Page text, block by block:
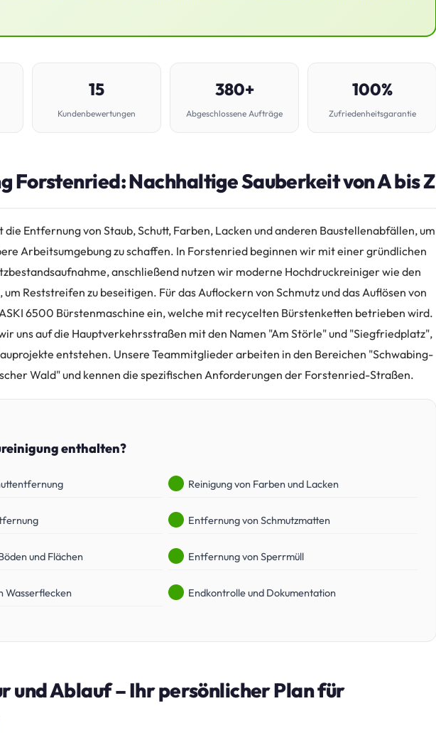
15
Kundenbewertungen
380+
Abgeschlossene Aufträge
100%
Zufriedenheitsgarantie
Forstenried: Nachhaltige Sauberkeit von A bis Z
die Entfernung von Staub, Schutt, Farben, Lacken und anderen Baustellenabfällen, um
Arbeitsumgebung zu schaffen. In Forstenried beginnen wir mit einer gründlichen
anschließend nutzen wir moderne Hochdruckreiniger wie den
Reststreifen zu beseitigen. Für das Auflockern von Schmutz und das Auflösen von
6500 Bürstenmaschine ein, welche mit recycelten Bürstenketten betrieben wird.
uns auf die Hauptverkehrsstraßen mit den Namen "Am Störle" und "Siegfriedplatz",
entstehen. Unsere Teammitglieder arbeiten in den Bereichen "Schwabing-
Wald" und kennen die spezifischen Anforderungen der Forstenried-Straßen.
enthalten?
Reinigung von Farben und Lacken
Entfernung von Schmutzmatten
und Flächen Entfernung von Sperrmüll
Wasserflecken Endkontrolle und Dokumentation
und Ablauf – Ihr persönlicher Plan für